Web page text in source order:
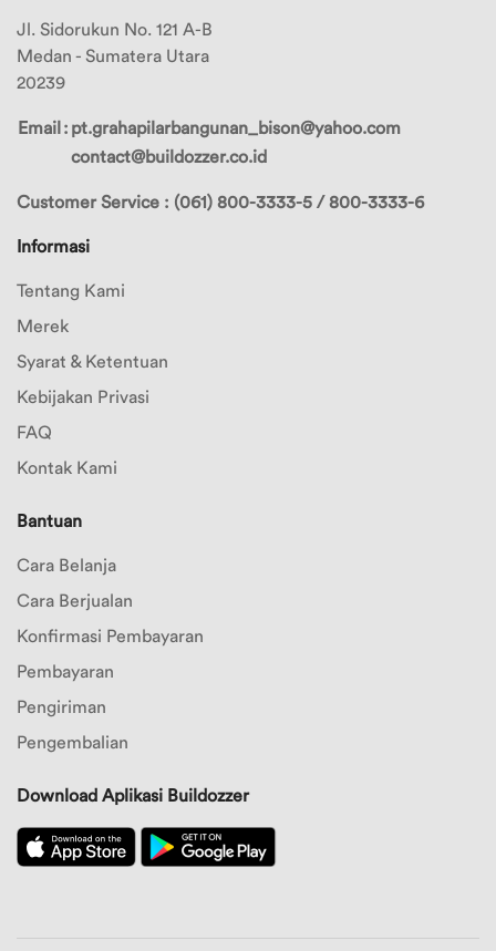
Jl. Sidorukun No. 121 A-B
Medan - Sumatera Utara
20239
Email : pt.grahapilarbangunan_bison@yahoo.com
contact@buildozzer.co.id
Customer Service : (061) 800-3333-5 / 800-3333-6
Informasi
Tentang Kami
Merek
Syarat & Ketentuan
Kebijakan Privasi
FAQ
Kontak Kami
Bantuan
Cara Belanja
Cara Berjualan
Konfirmasi Pembayaran
Pembayaran
Pengiriman
Pengembalian
Download Aplikasi Buildozzer